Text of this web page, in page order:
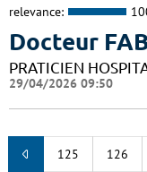
relevance:
Docteur
PRATICIEN
29/04/2026 09:50
125 126